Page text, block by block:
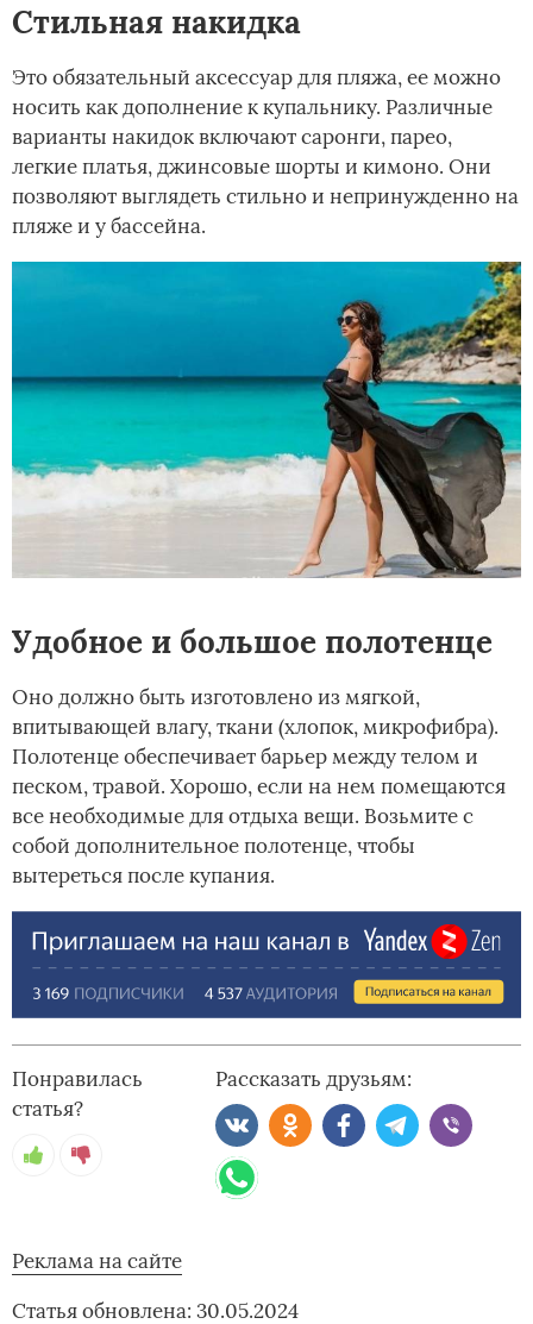
Стильная накидка
Это обязательный аксессуар для пляжа, ее можно
носить как дополнение к купальнику. Различные
варианты накидок включают саронги, парео,
легкие платья, джинсовые шорты и кимоно. Они
позволяют выглядеть стильно и непринужденно на
пляже и у бассейна.
Удобное и большое полотенце
Оно должно быть изготовлено из мягкой,
впитывающей влагу, ткани (хлопок, микрофибра).
Полотенце обеспечивает барьер между телом и
песком, травой. Хорошо, если на нем помещаются
все необходимые для отдыха вещи. Возьмите с
собой дополнительное полотенце, чтобы
вытереться после купания.
Понравилась
статья?
Рассказать друзьям:
Реклама на сайте
Статья обновлена: 30.05.2024